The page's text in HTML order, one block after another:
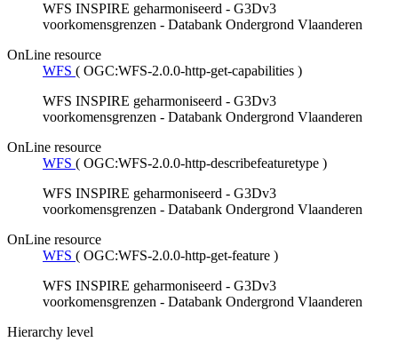
WFS INSPIRE geharmoniseerd - G3Dv3
voorkomensgrenzen - Databank Ondergrond Vlaanderen
OnLine resource
WFS ( OGC:WFS-2.0.0-http-get-capabilities )
WFS INSPIRE geharmoniseerd - G3Dv3
voorkomensgrenzen - Databank Ondergrond Vlaanderen
OnLine resource
WFS ( OGC:WFS-2.0.0-http-describefeaturetype )
WFS INSPIRE geharmoniseerd - G3Dv3
voorkomensgrenzen - Databank Ondergrond Vlaanderen
OnLine resource
WFS ( OGC:WFS-2.0.0-http-get-feature )
WFS INSPIRE geharmoniseerd - G3Dv3
voorkomensgrenzen - Databank Ondergrond Vlaanderen
Hierarchy level